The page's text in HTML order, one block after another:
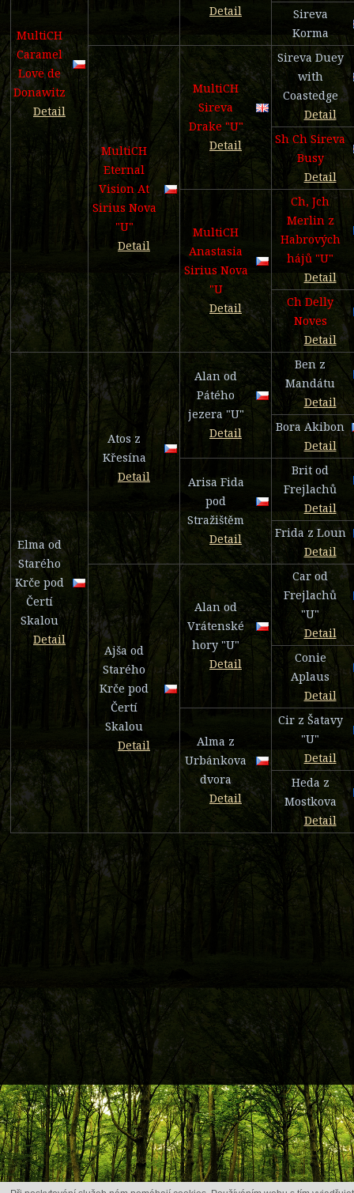
MultiCH
Caramel
Love de
Donawitz
Detail
Detail
Sireva
Korma
MultiCH
Eternal
Vision At
Sirius Nova
"U"
Detail
MultiCH
Sireva
Drake "U"
Detail
Sireva Duey
with
Coastedge
Detail
Sh Ch Sireva
Busy
Detail
MultiCH
Anastasia
Sirius Nova
"U
Detail
Ch, Jch
Merlin z
Habrových
hájů "U"
Detail
Ch Delly
Noves
Detail
Elma od
Starého
Krče pod
Čertí
Skalou
Detail
Atos z
Křesína
Detail
Alan od
Pátého
jezera "U"
Detail
Ben z
Mandátu
Detail
Bora Akibon
Detail
Arisa Fida
pod
Stražištěm
Detail
Brit od
Frejlachů
Detail
Frida z Loun
Detail
Ajša od
Starého
Krče pod
Čertí
Skalou
Detail
Alan od
Vrátenské
hory "U"
Detail
Car od
Frejlachů
"U"
Detail
Conie
Aplaus
Detail
Alma z
Urbánkova
dvora
Detail
Cir z Šatavy
"U"
Detail
Heda z
Mostkova
Detail